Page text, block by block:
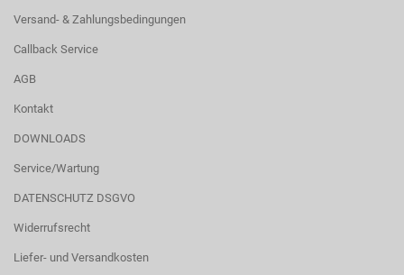
Versand- & Zahlungsbedingungen
Callback Service
AGB
Kontakt
DOWNLOADS
Service/Wartung
DATENSCHUTZ DSGVO
Widerrufsrecht
Liefer- und Versandkosten